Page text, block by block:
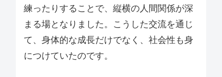
練ったりすることで、縦横の人間関係が深
まる場となりました。こうした交流を通じ
て、身体的な成長だけでなく、社会性も身
につけていたのです。